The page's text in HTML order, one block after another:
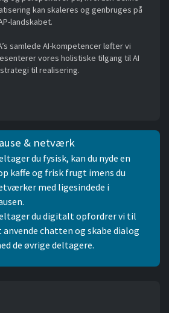
kan skaleres og genbruges på
landskabet.
samlede AI-kompetencer løfter vi
vores holistiske tilgang til AI
til realisering.
& netværk
du fysisk, kan du nyde en
kaffe og frisk frugt imens du
med ligesindede i
du digitalt opfordrer vi til
anvende chatten og skabe dialog
de øvrige deltagere.